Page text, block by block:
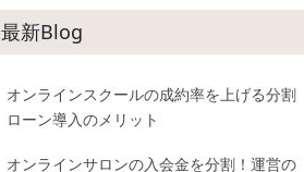
最新Blog
オンラインスクールの成約率を上げる分割
ローン導入のメリット
オンラインサロンの入会金を分割！運営の